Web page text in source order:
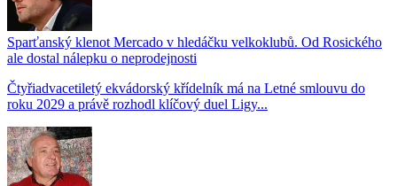
Sparťanský klenot Mercado v hledáčku velkoklubů. Od Rosického
ale dostal nálepku o neprodejnosti
Čtyřiadvacetiletý ekvádorský křídelník má na Letné smlouvu do
roku 2029 a právě rozhodl klíčový duel Ligy...